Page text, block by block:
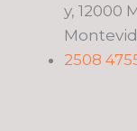
y, 12000
2508